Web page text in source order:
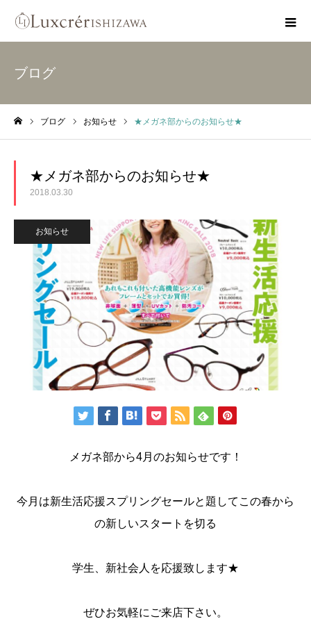
ブログ
ブログ お知らせ ★メガネ部からのお知らせ★
★メガネ部からのお知らせ★
2018.03.30
お知らせ
メガネ部から4月のお知らせです！
今月は新生活応援スプリングセールと題してこの春から
の新しいスタートを切る
学生、新社会人を応援致します★
ぜひお気軽にご来店下さい。